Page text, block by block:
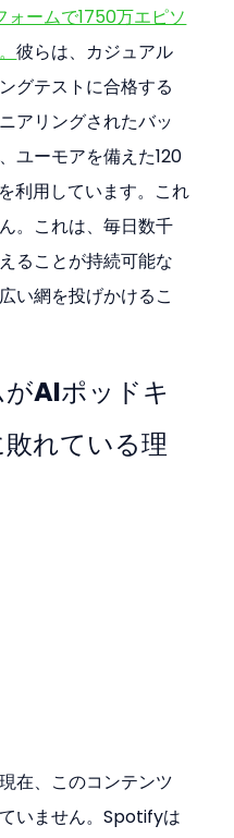
ームで1750万エピソ
彼らは、カジュアル
グテストに合格する
アリングされたバッ
ユーモアを備えた120
利用しています。これ
。これは、毎日数千
ることが持続可能な
い網を投げかけるこ
AIポッドキ
れている理
在、このコンテンツ
いません。Spotifyは